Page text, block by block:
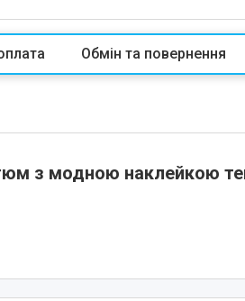
Обмін та повернення
з модною наклейкою